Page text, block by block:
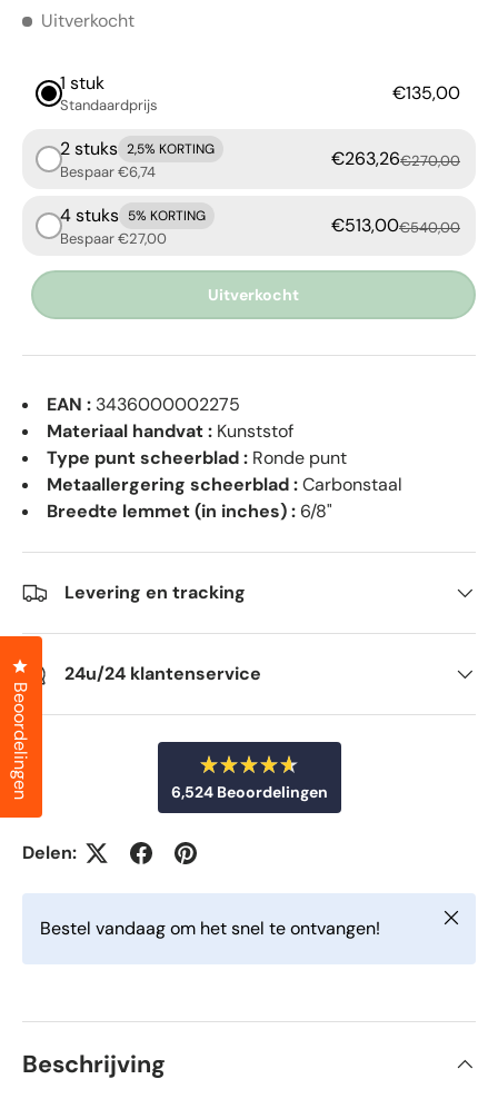
Uitverkocht
1 stuk
Standaardprijs
€135,00
2 stuks 2,5% KORTING
Bespaar €6,74
€263,26€270,00
4 stuks 5% KORTING
Bespaar €27,00
€513,00€540,00
Uitverkocht
EAN : 3436000002275
Materiaal handvat : Kunststof
Type punt scheerblad : Ronde punt
Metaallergering scheerblad :Carbonstaal
Breedte lemmet (in inches) : 6/8"
Levering en tracking
24u/24 klantenservice
e
o
e
d
m
t
6,524 Beoordelingen
2
4
e
e
Delen:
Bestel vandaag om het snel te ontvangen! Sluiten
Beschrijving
Beoordelingen
Klik om het dialoogvenster met beoordelingen te openen